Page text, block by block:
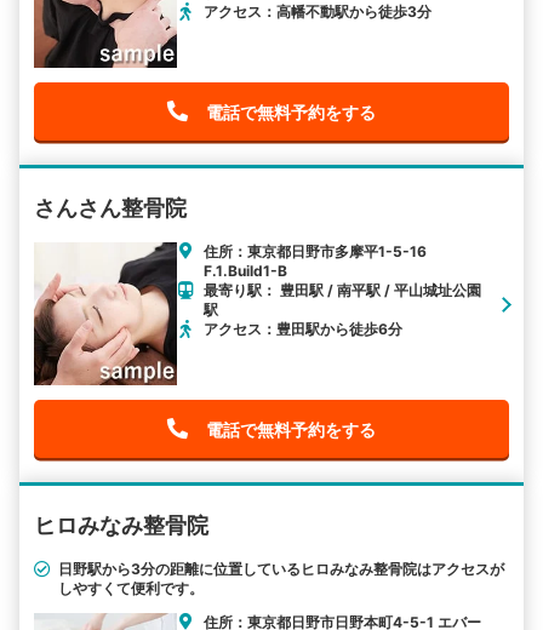
アクセス：高幡不動駅から徒歩3分
電話で無料予約をする
さんさん整骨院
住所：東京都日野市多摩平1-5-16
F.1.Build1-B
最寄り駅： 豊田駅 / 南平駅 / 平山城址公園
駅
アクセス：豊田駅から徒歩6分
電話で無料予約をする
ヒロみなみ整骨院
日野駅から3分の距離に位置しているヒロみなみ整骨院はアクセスが
しやすくて便利です。
住所：東京都日野市日野本町4-5-1 エバー